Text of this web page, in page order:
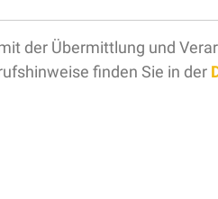
der Übermittlung und
finden Sie in der